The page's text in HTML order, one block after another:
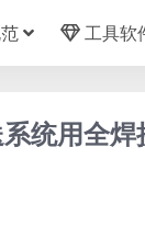
工具软
统用全